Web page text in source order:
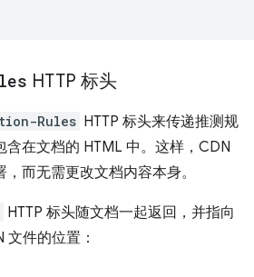
HTTP 标头
Rules HTTP 标头来传递推测规
含在文档的 HTML 中。这样，CDN
而无需更改文档内容本身。
HTTP 标头随文档一起返回，并指向
文件的位置：